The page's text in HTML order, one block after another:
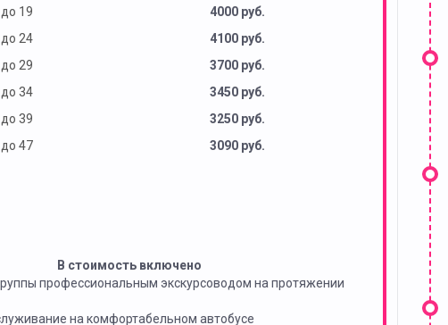
19
4000 руб.
24
4100 руб.
29
3700 руб.
34
3450 руб.
39
3250 руб.
47
3090 руб.
В стоимость включено
профессиональным экскурсоводом на протяжении
на комфортабельном автобусе